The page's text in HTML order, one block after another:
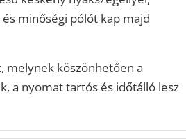
minőségi pólót kap majd
melynek köszönhetően a
a nyomat tartós és időtálló lesz